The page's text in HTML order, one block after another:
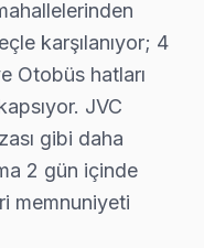
bir diğer
bir mahalledir ve
için
karşılanıyor; 4
Otobüs hatları
JVC
gibi daha
2 gün içinde
memnuniyeti